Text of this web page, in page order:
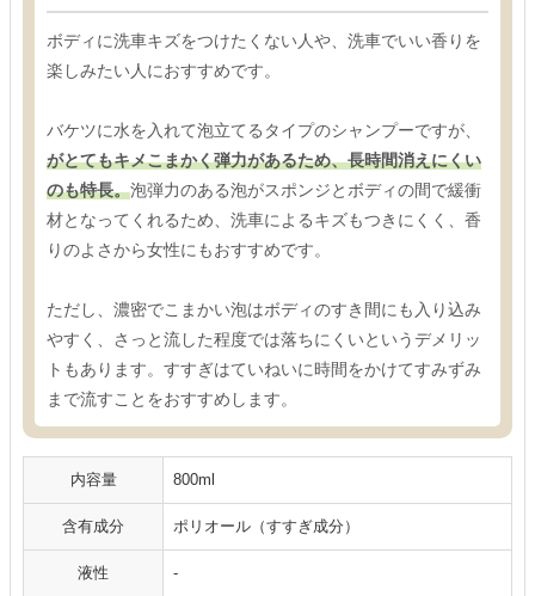
ボディに洗車キズをつけたくない人や、洗車でいい香りを
楽しみたい人におすすめです。
バケツに水を入れて泡立てるタイプのシャンプーですが、
がとてもキメこまかく弾力があるため、長時間消えにくい
のも特長。泡弾力のある泡がスポンジとボディの間で緩衝
材となってくれるため、洗車によるキズもつきにくく、香
りのよさから女性にもおすすめです。
ただし、濃密でこまかい泡はボディのすき間にも入り込み
やすく、さっと流した程度では落ちにくいというデメリッ
トもあります。すすぎはていねいに時間をかけてすみずみ
まで流すことをおすすめします。
内容量 800ml
含有成分 ポリオール（すすぎ成分）
液性 -